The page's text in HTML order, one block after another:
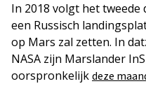
In 2018 volgt het tweede
een Russisch
op Mars zal zetten. In
NASA zijn Marslander
oorspronkelijk deze